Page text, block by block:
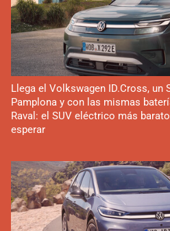
Llega el Volkswagen ID.Cross, un
Pamplona y con las mismas
Raval: el SUV eléctrico más
esperar